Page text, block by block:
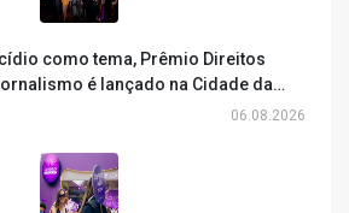
como tema, Prêmio Direitos
é lançado na Cidade da
06.08.2026